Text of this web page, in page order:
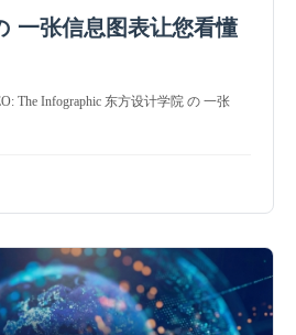
一张信息图表让您看懂
The Infographic 东方设计学院 の 一张